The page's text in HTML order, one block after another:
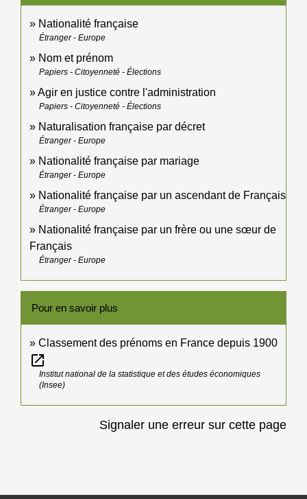
Nationalité française
Étranger - Europe
Nom et prénom
Papiers - Citoyenneté - Élections
Agir en justice contre l'administration
Papiers - Citoyenneté - Élections
Naturalisation française par décret
Étranger - Europe
Nationalité française par mariage
Étranger - Europe
Nationalité française par un ascendant de Français
Étranger - Europe
Nationalité française par un frère ou une sœur de
Français
Étranger - Europe
Pour en savoir plus
Classement des prénoms en France depuis 1900
open_in_new
Institut national de la statistique et des études économiques
(Insee)
Signaler une erreur sur cette page